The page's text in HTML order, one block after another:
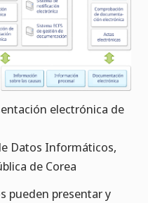
electrónica de
Datos Informáticos,
de Corea
pueden presentar y